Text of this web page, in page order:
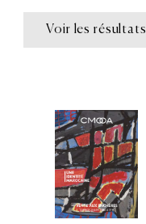
Voir les résultats